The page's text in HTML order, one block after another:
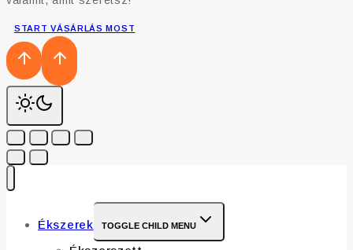
START VÁSÁRLÁS MOST
Ékszerek TOGGLE CHILD MENU